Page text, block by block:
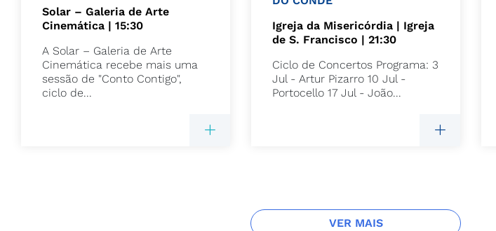
Solar – Galeria de Arte
Cinemática | 15:30
A Solar – Galeria de Arte
Cinemática recebe mais uma
sessão de "Conto Contigo",
ciclo de...
Igreja da Misericórdia | Igreja
de S. Francisco | 21:30
Ciclo de Concertos Programa: 3
Jul - Artur Pizarro 10 Jul -
Portocello 17 Jul - João...
VER MAIS